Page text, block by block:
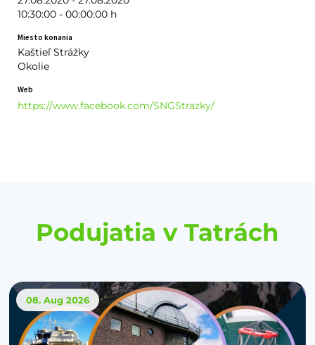
10:30:00 - 00:00:00 h
Miesto konania
Kaštieľ Strážky
Okolie
Web
https://www.facebook.com/SNGStrazky/
Podujatia v Tatrách
08. Aug 2026